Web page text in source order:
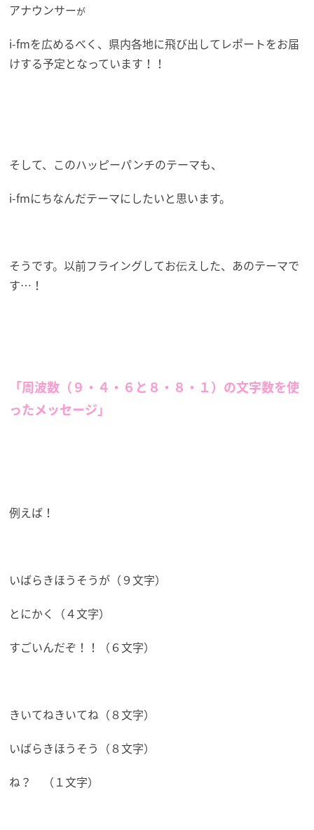
アナウンサーが
i-fmを広めるべく、県内各地に飛び出してレポートをお届
けする予定となっています！！
そして、このハッピーパンチのテーマも、
i-fmにちなんだテーマにしたいと思います。
そうです。以前フライングしてお伝えした、あのテーマで
す…！
「周波数（９・４・６と８・８・１）の文字数を使
ったメッセージ」
例えば！
いばらきほうそうが（９文字）
とにかく（４文字）
すごいんだぞ！！（６文字）
きいてねきいてね（８文字）
いばらきほうそう（８文字）
ね？ （１文字）